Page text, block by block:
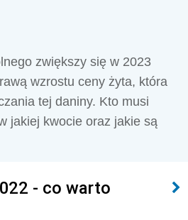
zwiększy się w 2023
wzrostu ceny żyta, która
tej daniny. Kto musi
jakiej kwocie oraz jakie są
- co warto